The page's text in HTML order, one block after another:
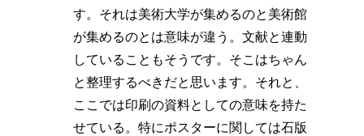
す。それは美術大学が集めるのと美術館
が集めるのとは意味が違う。文献と連動
していることもそうです。そこはちゃん
と整理するべきだと思います。それと、
ここでは印刷の資料としての意味を持た
せている。特にポスターに関しては石版